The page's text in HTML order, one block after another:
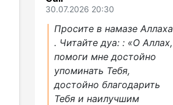
30.07.2026 20:30
Просите в намазе Аллаха
. Читайте дуа: : «О Аллах,
помоги мне достойно
упоминать Тебя,
достойно благодарить
Тебя и наилучшим